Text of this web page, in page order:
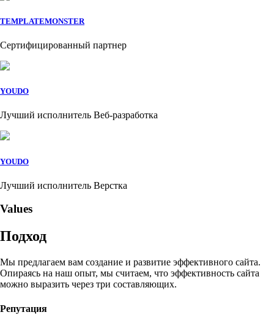
TEMPLATEMONSTER
Сертифицированный партнер
YOUDO
Лучший исполнитель Веб-разработка
YOUDO
Лучший исполнитель Верстка
Values
Подход
Мы предлагаем вам создание и развитие эффективного сайта.
Опираясь на наш опыт, мы считаем, что эффективность сайта
можно выразить через три составляющих.
Репутация